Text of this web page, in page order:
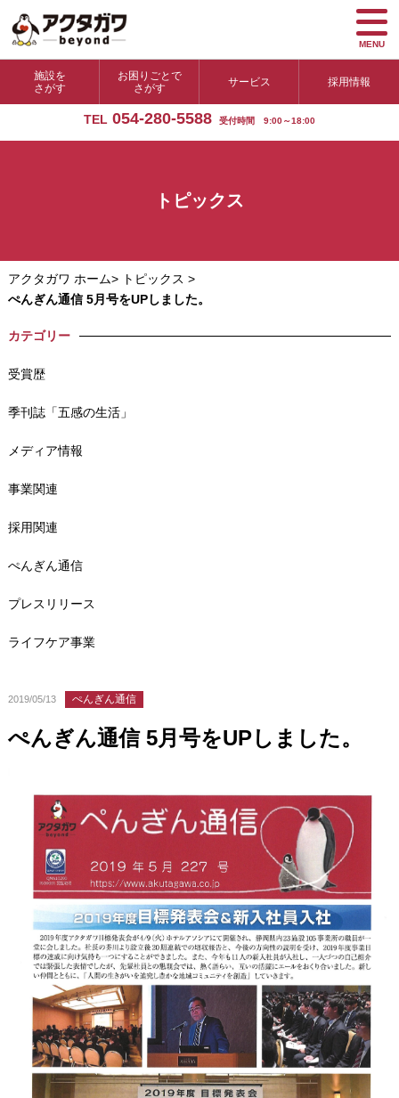
施設を
さがす
お困りごとで
さがす
サービス 採用情報
TEL 054-280-5588 受付時間 9:00～18:00
MENU
トピックス
アクタガワ ホーム> トピックス >
ぺんぎん通信 5月号をUPしました。
カテゴリー
受賞歴
季刊誌「五感の生活」
メディア情報
事業関連
採用関連
ぺんぎん通信
プレスリリース
ライフケア事業
2019/05/13 ぺんぎん通信
ぺんぎん通信 5月号をUPしました。